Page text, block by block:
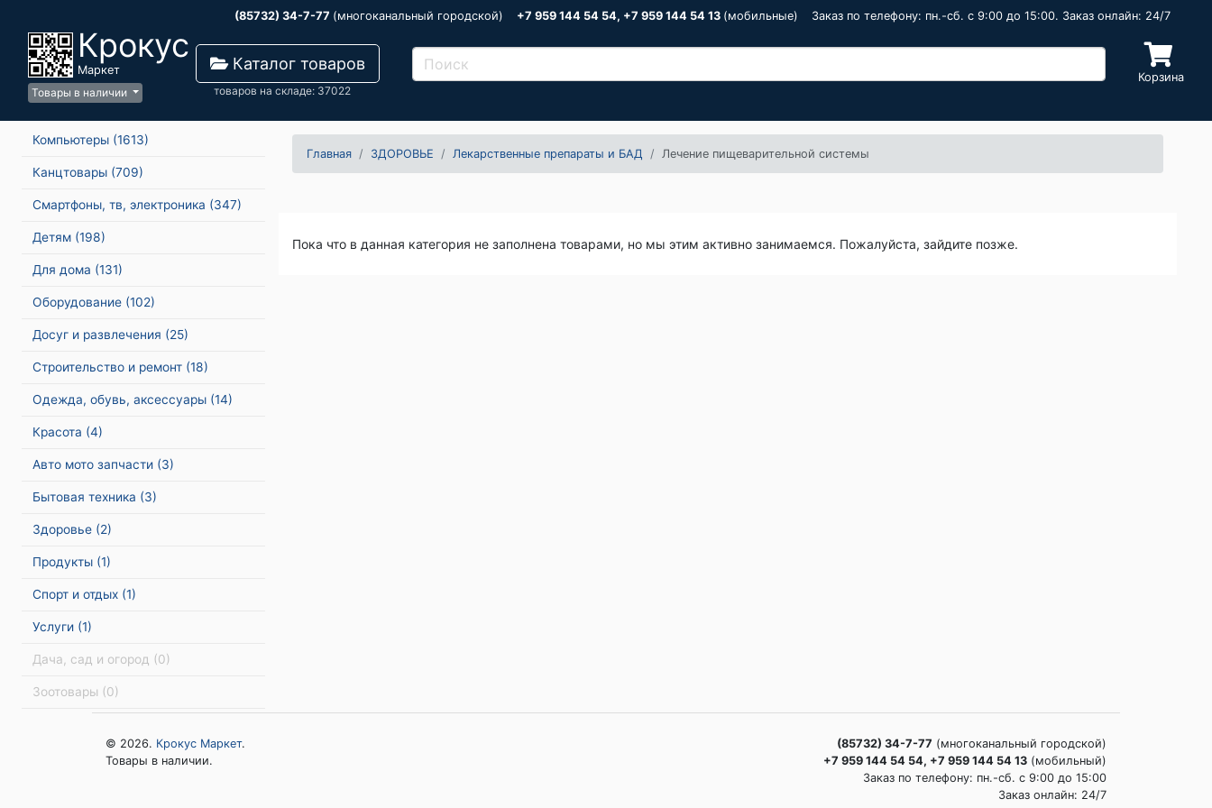
(85732) 34-7-77 (многоканальный городской) +7 959 144 54 54, +7 959 144 54 13 (мобильные) Заказ по телефону: пн.-сб. c 9:00 до 15:00. Заказ онлайн: 24/7
Крокус
Маркет
Товары в наличии
Каталог товаров
товаров на складе: 37022
Корзина
Компьютеры (1613)
Канцтовары (709)
Смартфоны, тв, электроника (347)
Детям (198)
Для дома (131)
Оборудование (102)
Досуг и развлечения (25)
Строительство и ремонт (18)
Одежда, обувь, аксессуары (14)
Красота (4)
Авто мото запчасти (3)
Бытовая техника (3)
Здоровье (2)
Продукты (1)
Спорт и отдых (1)
Услуги (1)
Дача, сад и огород (0)
Зоотовары (0)
Главная ЗДОРОВЬЕ Лекарственные препараты и БАД Лечение пищеварительной системы
Пока что в данная категория не заполнена товарами, но мы этим активно занимаемся. Пожалуйста, зайдите позже.
© 2026. Крокус Маркет.
Товары в наличии.
(85732) 34-7-77 (многоканальный городской)
+7 959 144 54 54, +7 959 144 54 13 (мобильный)
Заказ по телефону: пн.-сб. c 9:00 до 15:00
Заказ онлайн: 24/7